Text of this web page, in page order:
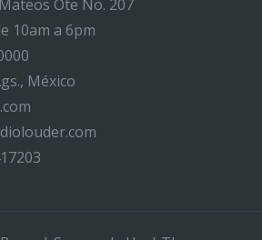
Ote No. 207
10am a 6pm
México